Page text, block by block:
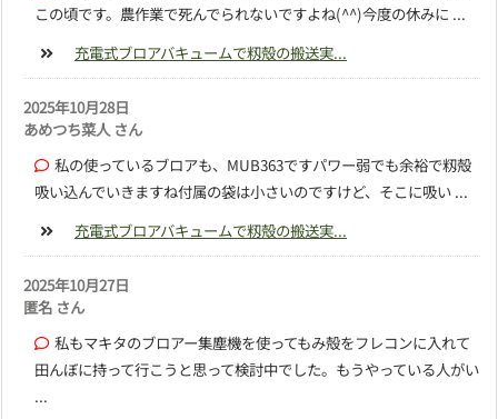
この頃です。農作業で死んでられないですよね(^^)今度の休みに ...
充電式ブロアバキュームで籾殻の搬送実...
2025年10月28日
あめつち菜人 さん
私の使っているブロアも、MUB363ですパワー弱でも余裕で籾殻
吸い込んでいきますね付属の袋は小さいのですけど、そこに吸い ...
充電式ブロアバキュームで籾殻の搬送実...
2025年10月27日
匿名 さん
私もマキタのブロアー集塵機を使ってもみ殻をフレコンに入れて
田んぼに持って行こうと思って検討中でした。もうやっている人がい
...